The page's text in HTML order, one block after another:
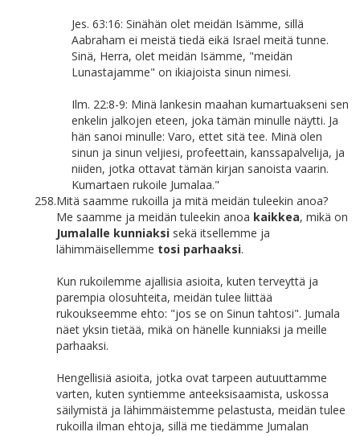
Jes. 63:16: Sinähän olet meidän Isämme, sillä
Aabraham ei meistä tiedä eikä Israel meitä tunne.
Sinä, Herra, olet meidän Isämme, "meidän
Lunastajamme" on ikiajoista sinun nimesi.
Ilm. 22:8-9: Minä lankesin maahan kumartuakseni sen
enkelin jalkojen eteen, joka tämän minulle näytti. Ja
hän sanoi minulle: Varo, ettet sitä tee. Minä olen
sinun ja sinun veljiesi, profeettain, kanssapalvelija, ja
niiden, jotka ottavat tämän kirjan sanoista vaarin.
Kumartaen rukoile Jumalaa."
258.Mitä saamme rukoilla ja mitä meidän tuleekin anoa?
Me saamme ja meidän tuleekin anoa kaikkea, mikä on
Jumalalle kunniaksi sekä itsellemme ja
lähimmäisellemme tosi parhaaksi.
Kun rukoilemme ajallisia asioita, kuten terveyttä ja
parempia olosuhteita, meidän tulee liittää
rukoukseemme ehto: "jos se on Sinun tahtosi". Jumala
näet yksin tietää, mikä on hänelle kunniaksi ja meille
parhaaksi.
Hengellisiä asioita, jotka ovat tarpeen autuuttamme
varten, kuten syntiemme anteeksisaamista, uskossa
säilymistä ja lähimmäistemme pelastusta, meidän tulee
rukoilla ilman ehtoja, sillä me tiedämme Jumalan